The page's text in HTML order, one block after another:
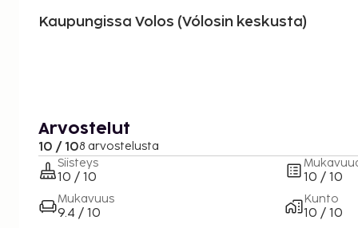
Kaupungissa Volos (Vólosin keskusta)
Arvostelut
10 / 108 arvostelusta
Siisteys
10 / 10
Mukavuus
9.4 / 10
10 / 10
Kunto
10 / 10